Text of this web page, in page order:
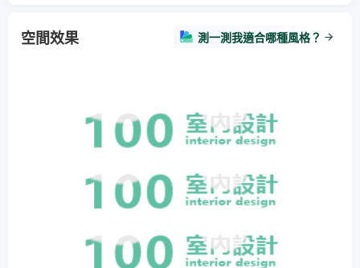
空間效果 測一測我適合哪種風格？